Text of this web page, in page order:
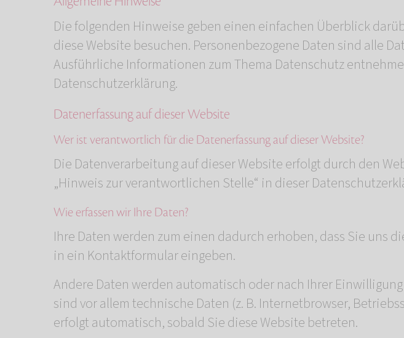
Die folgenden Hinweise geben einen einfachen Überblick
diese Website besuchen. Personenbezogene Daten sind alle
Ausführliche Informationen zum Thema Datenschutz
Datenschutzerklärung.
Datenerfassung auf dieser Website
Wer ist verantwortlich für die Datenerfassung auf dieser Website?
Die Datenverarbeitung auf dieser Website erfolgt durch den
„Hinweis zur verantwortlichen Stelle“ in dieser
Wie erfassen wir Ihre Daten?
Ihre Daten werden zum einen dadurch erhoben, dass Sie uns
in ein Kontaktformular eingeben.
Andere Daten werden automatisch oder nach Ihrer
sind vor allem technische Daten (z. B. Internetbrowser,
erfolgt automatisch, sobald Sie diese Website betreten.